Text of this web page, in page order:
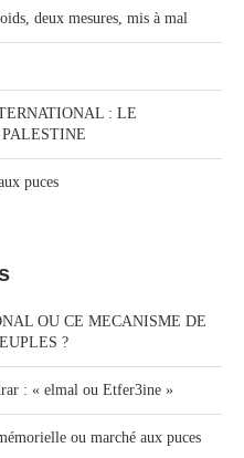
deux mesures, mis à mal
: LE
puces
OU CE MECANISME DE
?
: « elmal ou Etfer3ine »
ou marché aux puces